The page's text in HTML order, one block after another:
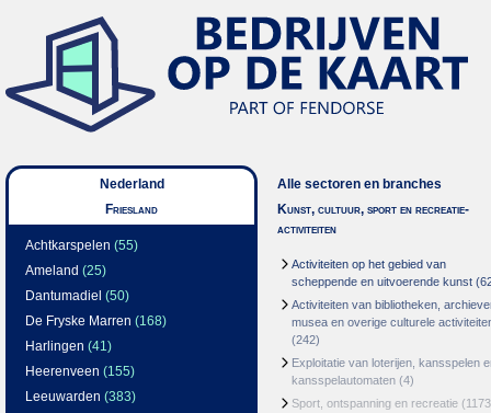
Nederland
Friesland
Achtkarspelen (55)
Ameland (25)
Dantumadiel (50)
De Fryske Marren (168)
Harlingen (41)
Heerenveen (155)
Leeuwarden (383)
Alle sectoren en branches
Kunst, cultuur, sport en recreatie-
activiteiten
Activiteiten op het gebied van
scheppende en uitvoerende kunst
Activiteiten van bibliotheken,
musea en overige culturele
(242)
Exploitatie van loterijen, kansspelen
kansspelautomaten (4)
Sport, ontspanning en recreatie